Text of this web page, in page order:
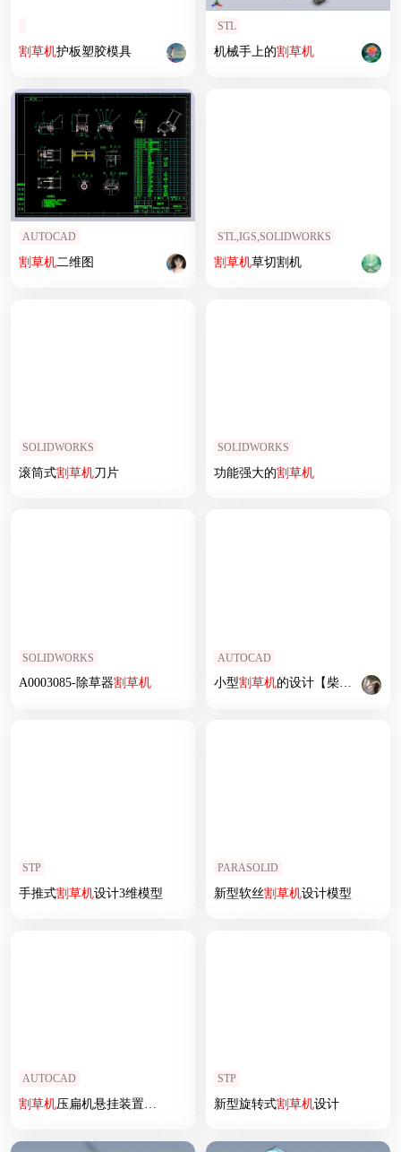
割草机护板塑胶模具
STL
机械手上的割草机
AUTOCAD
割草机二维图
STL,IGS,SOLIDWORKS
割草机草切割机
SOLIDWORKS
滚筒式割草机刀片
SOLIDWORKS
功能强大的割草机
SOLIDWORKS
A0003085-除草器割草机
AUTOCAD
小型割草机的设计【柴油机】【双动往复式
STP
手推式割草机设计3维模型
PARASOLID
新型软丝割草机设计模型
AUTOCAD
割草机压扁机悬挂装置设计
STP
新型旋转式割草机设计